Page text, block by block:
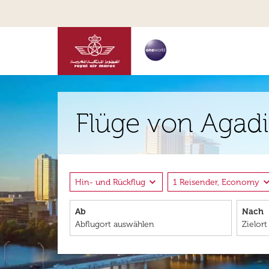
Flüge von
Hin- und Rückflug expand_more 1 Reisender, Economy expand_more
Ab Nach